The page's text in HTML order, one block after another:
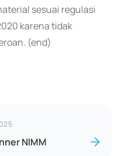
sesuai regulasi
karena tidak
(end)
NIMM